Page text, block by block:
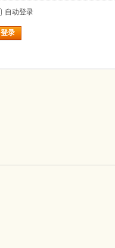
自动登录
登录